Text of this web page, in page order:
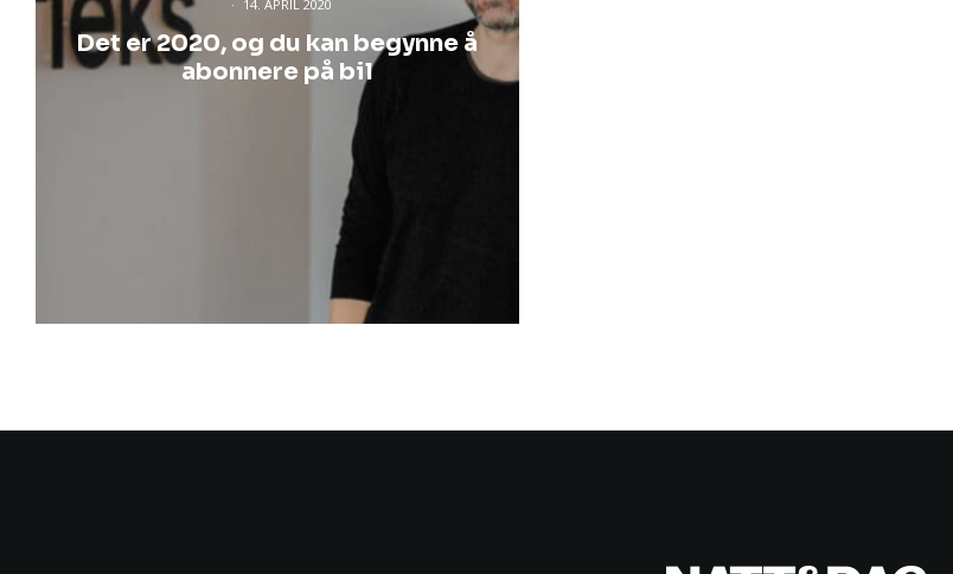
· 14. APRIL 2020
Det er 2020, og du kan begynne å
abonnere på bil